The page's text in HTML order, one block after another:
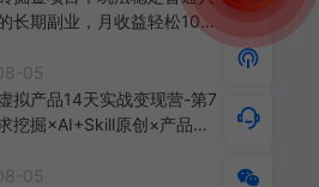
长期副业，月收益轻松100
05
拟产品14天实战变现营-第7
挖掘×AI+Skill原创×产品矩
05